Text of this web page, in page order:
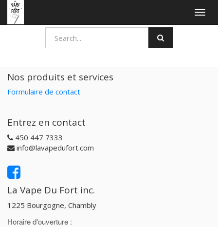
Nos produits et services
Formulaire de contact
Entrez en contact
450 447 7333
info@lavapedufort.com
La Vape Du Fort inc.
1225 Bourgogne, Chambly
Horaire d'ouverture :